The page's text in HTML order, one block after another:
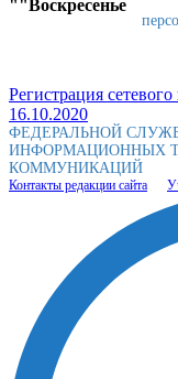
""Воскресенье
Регистрация
16.10.2020
ФЕДЕРАЛЬНОЙ
ИНФОРМАЦИОННЫХ
КОММУНИКАЦИЙ
Контакты редакции сайта